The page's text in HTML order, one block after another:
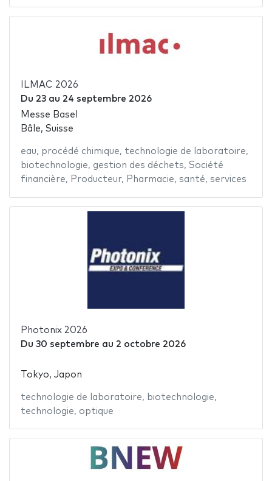
ILMAC 2026
Du 23au 24 septembre 2026
Messe Basel
Bâle, Suisse
eau, procédé chimique, technologie de laboratoire,
biotechnologie, gestion des déchets, Société
financière, Producteur, Pharmacie, santé, services
Photonix 2026
Du 30 septembre au 2 octobre 2026
Tokyo, Japon
technologie de laboratoire, biotechnologie,
technologie, optique